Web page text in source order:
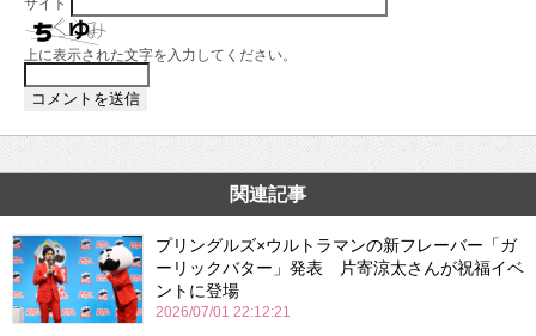
サイト
上に表示された文字を入力してください。
関連記事
プリングルズ×ウルトラマンの新フレーバー「ガ
ーリックバター」発表 片寄涼太さんが祝福イベ
ントに登場
2026/07/01 22:12:21